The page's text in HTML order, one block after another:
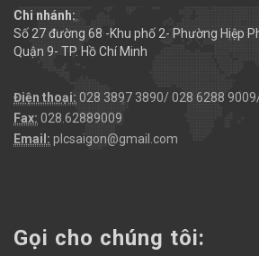
Chi nhánh:
Số 27 đường 68 -Khu phố 2- Phường Hiệp
Quận 9- TP. Hồ Chí Minh
Điện thoại: 028 3897 3890/ 028 6288
Fax: 028.62889009
Email: plcsaigon@gmail.com
Gọi cho chúng tôi: